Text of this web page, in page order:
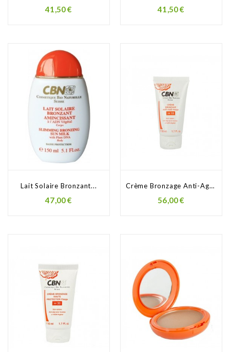
41,50 € 41,50 €
Lait Solaire Bronzant...
47,00 €
Crème Bronzage Anti-Age...
56,00 €